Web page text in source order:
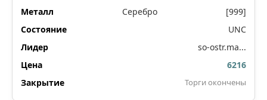
Серебро
[999]
UNC
so-ostr.ma...
6216
Торги окончены